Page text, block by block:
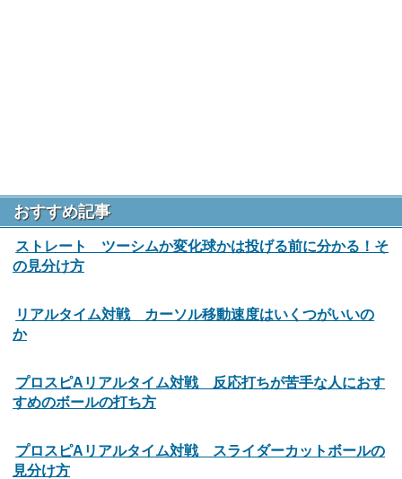
おすすめ記事
ストレート ツーシムか変化球かは投げる前に分かる！そ
の見分け方
リアルタイム対戦 カーソル移動速度はいくつがいいの
か
プロスピAリアルタイム対戦 反応打ちが苦手な人におす
すめのボールの打ち方
プロスピAリアルタイム対戦 スライダーカットボールの
見分け方